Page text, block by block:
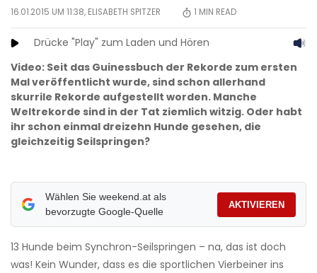
16.01.2015 UM 11:38, ELISABETH SPITZER 1 MIN READ
Drücke "Play" zum Laden und Hören
Video: Seit das Guinessbuch der Rekorde zum ersten
Mal veröffentlicht wurde, sind schon allerhand
skurrile Rekorde aufgestellt worden. Manche
Weltrekorde sind in der Tat ziemlich witzig. Oder habt
ihr schon einmal dreizehn Hunde gesehen, die
gleichzeitig Seilspringen?
Wählen Sie weekend.at als
bevorzugte Google-Quelle
AKTIVIEREN
13 Hunde beim Synchron-Seilspringen – na, das ist doch
was! Kein Wunder, dass es die sportlichen Vierbeiner ins